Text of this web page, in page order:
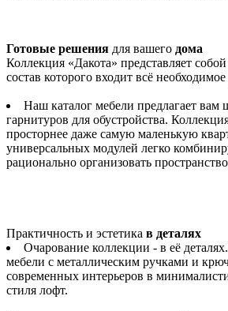
Готовые решения для вашего дома
Коллекция «Дакота» представляет
состав которого входит всё
Наш каталог мебели предлагает
гарнитуров для обустройства.
просторнее даже самую маленькую
универсальных модулей легко
рационально организовать
Практичность и эстетика в деталях
Очарование коллекции - в её
мебели с металлическим ручками и
современных интерьеров в
стиля лофт.